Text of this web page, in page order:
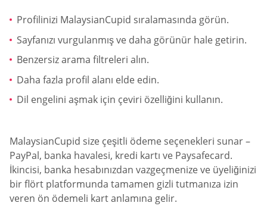
Profilinizi MalaysianCupid sıralamasında görün.
Sayfanızı vurgulanmış ve daha görünür hale getirin.
Benzersiz arama filtreleri alın.
Daha fazla profil alanı elde edin.
Dil engelini aşmak için çeviri özelliğini kullanın.
MalaysianCupid size çeşitli ödeme seçenekleri sunar –
PayPal, banka havalesi, kredi kartı ve Paysafecard.
İkincisi, banka hesabınızdan vazgeçmenize ve üyeliğinizi
bir flört platformunda tamamen gizli tutmanıza izin
veren ön ödemeli kart anlamına gelir.